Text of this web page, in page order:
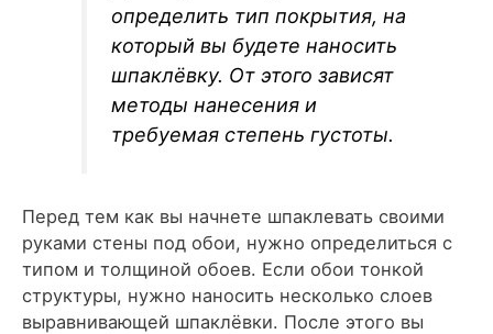
определить тип покрытия, на
который вы будете наносить
шпаклёвку. От этого зависят
методы нанесения и
требуемая степень густоты.
Перед тем как вы начнете шпаклевать своими
руками стены под обои, нужно определиться с
типом и толщиной обоев. Если обои тонкой
структуры, нужно наносить несколько слоев
выравнивающей шпаклёвки. После этого вы